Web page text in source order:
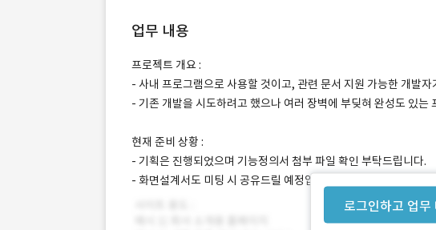
업무 내용
로그인하고 업무
프로젝트 개요 :
- 사내 프로그램으로 사용할 것이고, 관련 문서 지원 가능한 개발
- 기존 개발을 시도하려고 했으나 여러 장벽에 부딪혀 완성도 있
현재 준비 상황 :
- 기획은 진행되었으며 기능정의서 첨부 파일 확인 부탁드립니다.
- 화면설계서도 미팅 시 공유드릴 예정입니다.